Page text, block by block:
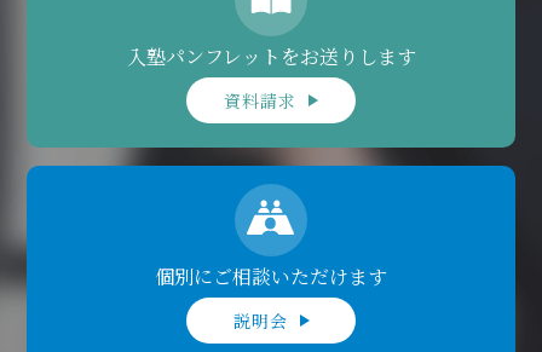
入塾パンフレットをお送りします
資料請求
個別にご相談いただけます
説明会